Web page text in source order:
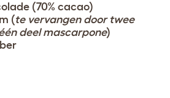
(70% cacao)
(te vervangen door twee
deel mascarpone)